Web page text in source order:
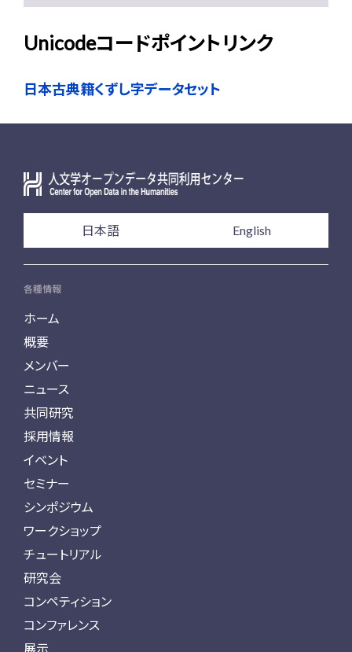
Unicodeコードポイントリンク
日本古典籍くずし字データセット
日本語 English
各種情報
ホーム
概要
メンバー
ニュース
共同研究
採用情報
イベント
セミナー
シンポジウム
ワークショップ
チュートリアル
研究会
コンペティション
コンファレンス
展示